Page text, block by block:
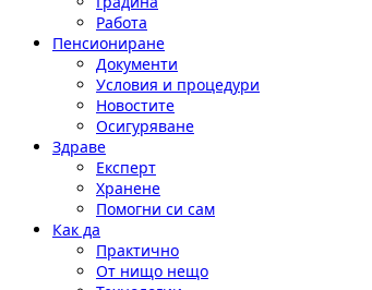
Работа
Пенсиониране
Документи
Условия и процедури
Новостите
Осигуряване
Здраве
Експерт
Хранене
Помогни си сам
Как да
Практично
От нищо нещо